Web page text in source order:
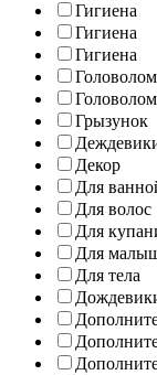
Гигиена
Гигиена
Гигиена
Грызунок
Декор
Для
Для волос
Для
Для
Для тела